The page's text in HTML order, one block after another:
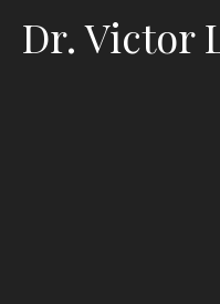
Dr. Victor